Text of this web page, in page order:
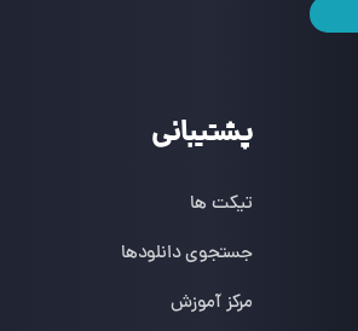
پشتیبانی
تیکت ها
جستجوی دانلودها
مرکز آموزش